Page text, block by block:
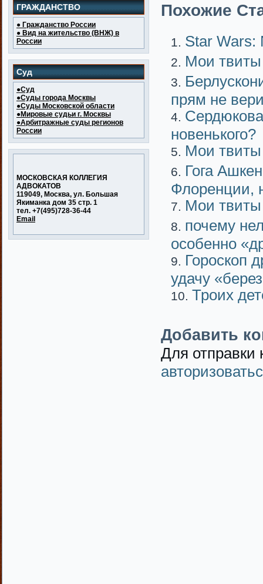
ГРАЖДАНСТВО
● Гражданство России
● Вид на жительство (ВНЖ) в
России
Суд
●Суд
●Суды города Москвы
●Суды Московской области
●Мировые судьи г. Москвы
●Арбитражные суды регионов
России
МОСКОВСКАЯ КОЛЛЕГИЯ
АДВОКАТОВ
119049, Москва, ул. Большая
Якиманка дом 35 стр. 1
тел. +7(495)728-36-44
Email
Похожие
Star Wars:
Мои твиты
прям не
новенького?
Мои твиты
Гога
Флоренции,
Мои твиты
почему
особенно
Гороскоп
удачу
Троих
Добавить
Для отправки